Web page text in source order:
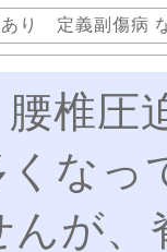
り 定義副傷病
椎圧
な
んが